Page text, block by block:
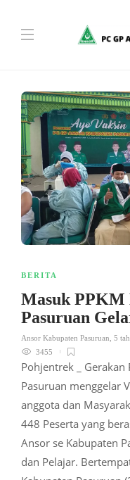
BERITA
Masuk PPKM
Pasuruan
Ansor Kabupaten Pasuruan 5
3455
Pohjentrek _
Pasuruan menggelar
anggota dan
448 Peserta yang
Ansor se Kabupaten
dan Pelajar.